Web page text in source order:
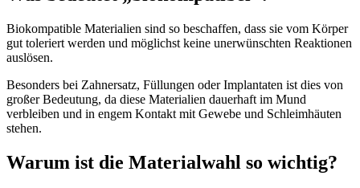
Biokompatible Materialien sind so beschaffen, dass sie vom Körper
gut toleriert werden und möglichst keine unerwünschten Reaktionen
auslösen.
Besonders bei Zahnersatz, Füllungen oder Implantaten ist dies von
großer Bedeutung, da diese Materialien dauerhaft im Mund
verbleiben und in engem Kontakt mit Gewebe und Schleimhäuten
stehen.
Warum ist die Materialwahl so wichtig?